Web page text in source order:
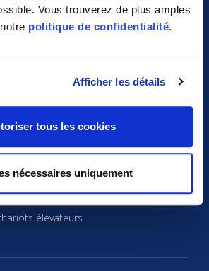
Vous trouverez de plus amples
politique de confidentialité.
Afficher les détails
tous les cookies
nécessaires uniquement
élé­va­teur
élé­va­trices
élé­va­teurs